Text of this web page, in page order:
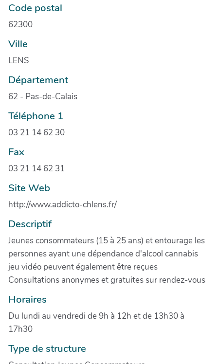
Code postal
62300
Ville
LENS
Département
62 - Pas-de-Calais
Téléphone 1
03 21 14 62 30
Fax
03 21 14 62 31
Site Web
http://www.addicto-chlens.fr/
Descriptif
Jeunes consommateurs (15 à 25 ans) et entourage les
personnes ayant une dépendance d'alcool cannabis
jeu vidéo peuvent également être reçues
Consultations anonymes et gratuites sur rendez-vous
Horaires
Du lundi au vendredi de 9h à 12h et de 13h30 à
17h30
Type de structure